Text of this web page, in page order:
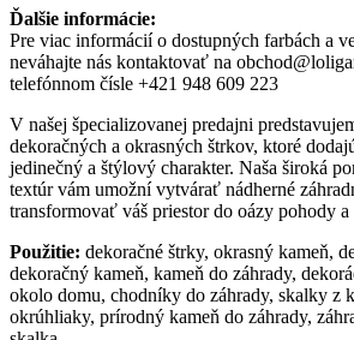
Ďalšie informácie:
Pre viac informácií o dostupných farbách a
neváhajte nás kontaktovať na
telefónnom čísle +421 948 609 223
V našej špecializovanej predajni
dekoračných a okrasných štrkov, ktoré
jedinečný a štýlový charakter. Naša široká
textúr vám umožní vytvárať nádherné
transformovať váš priestor do oázy pohody a
Použitie: dekoračné štrky, okrasný kameň,
dekoračný kameň, kameň do záhrady,
okolo domu, chodníky do záhrady, skalky z
okrúhliaky, prírodný kameň do záhrady,